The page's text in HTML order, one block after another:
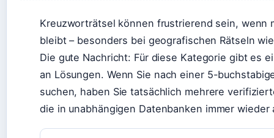
Kreuzworträtsel können frustrierend sein, wenn
bleibt – besonders bei geografischen Rätseln
Die gute Nachricht: Für diese Kategorie gibt es
an Lösungen. Wenn Sie nach einer 5-
suchen, haben Sie tatsächlich mehrere
die in unabhängigen Datenbanken immer wieder